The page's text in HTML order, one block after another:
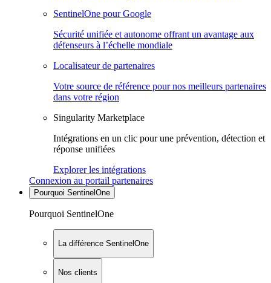
SentinelOne pour Google
Sécurité unifiée et autonome offrant un avantage aux
défenseurs à l’échelle mondiale
Localisateur de partenaires
Votre source de référence pour nos meilleurs partenaires
dans votre région
Singularity Marketplace
Intégrations en un clic pour une prévention, détection et
réponse unifiées
Explorer les intégrations
Connexion au portail partenaires
Pourquoi SentinelOne
Pourquoi SentinelOne
La différence SentinelOne
Nos clients